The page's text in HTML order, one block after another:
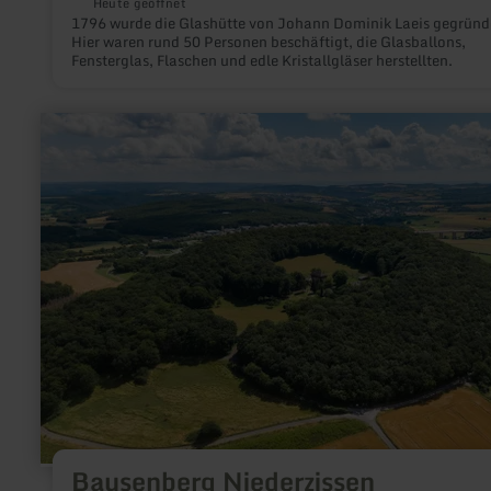
1796 wurde die Glashütte von Johann Dominik Laeis
Hier waren rund 50 Personen beschäftigt, die Glasballons,
Fensterglas, Flaschen und edle Kristallgläser herstellten.
Bausenberg Niederzissen